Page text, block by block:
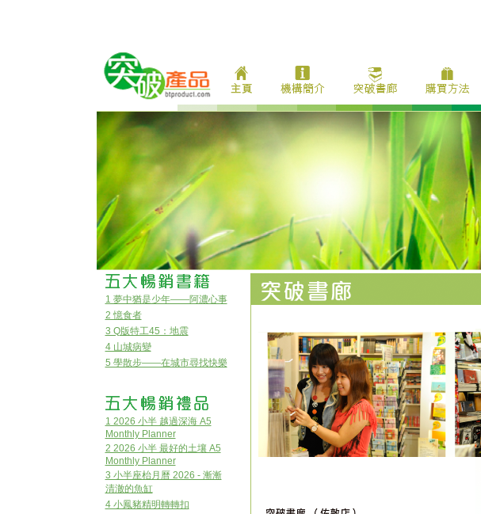
1 夢中猶是少年——阿濃心事
2 憶食者
3 Q版特工45：地震
4 山城病變
5 學散步——在城市尋找快樂
1 2026 小半 越過深海 A5
Monthly Planner
2 2026 小半 最好的土壤 A5
Monthly Planner
3 小半座枱月曆 2026 - 漸漸
清澈的魚缸
4 小鳳豬精明轉轉扣